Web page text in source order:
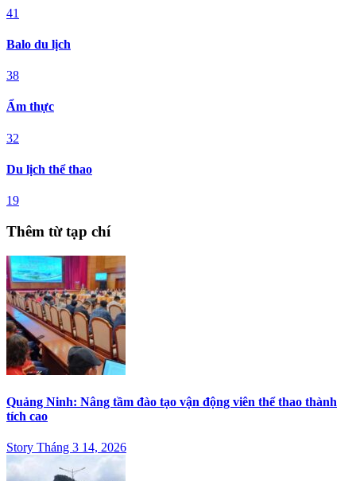
41
Balo du lịch
38
Ẩm thực
32
Du lịch thể thao
19
Thêm từ tạp chí
Quảng Ninh: Nâng tầm đào tạo vận động viên thể thao thành
tích cao
Story Tháng 3 14, 2026